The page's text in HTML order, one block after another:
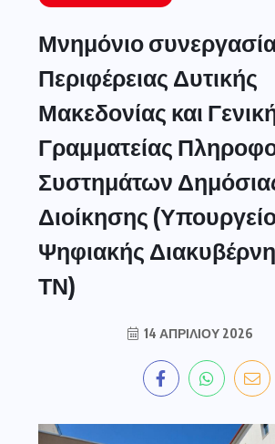
Μνημόνιο
Περιφέρειας Δυτικής
Μακεδονίας και
Γραμματείας
Συστημάτων
Διοίκησης
Ψηφιακής
ΤΝ)
14 ΑΠΡΙΛΊΟΥ 2026